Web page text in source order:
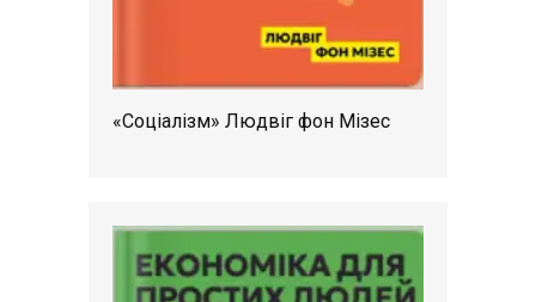
«Соціалізм» Людвіг фон Мізес